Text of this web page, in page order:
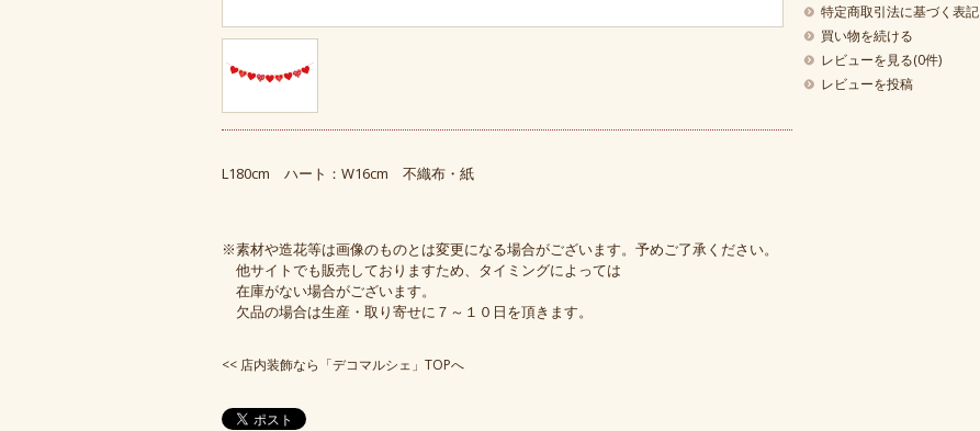
特定商取引法に基づく表記
買い物を続ける
レビューを見る(0件)
レビューを投稿
L180cm ハート：W16cm 不織布・紙
※素材や造花等は画像のものとは変更になる場合がございます。予めご了承ください。
他サイトでも販売しておりますため、タイミングによっては
在庫がない場合がございます。
欠品の場合は生産・取り寄せに７～１０日を頂きます。
<< 店内装飾なら「デコマルシェ」TOPへ